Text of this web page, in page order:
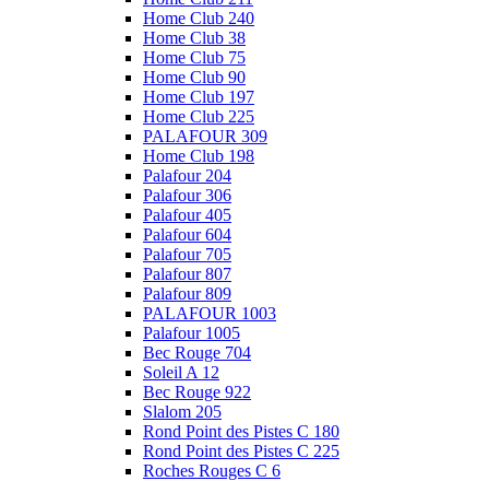
Home Club 240
Home Club 38
Home Club 75
Home Club 90
Home Club 197
Home Club 225
PALAFOUR 309
Home Club 198
Palafour 204
Palafour 306
Palafour 405
Palafour 604
Palafour 705
Palafour 807
Palafour 809
PALAFOUR 1003
Palafour 1005
Bec Rouge 704
Soleil A 12
Bec Rouge 922
Slalom 205
Rond Point des Pistes C 180
Rond Point des Pistes C 225
Roches Rouges C 6